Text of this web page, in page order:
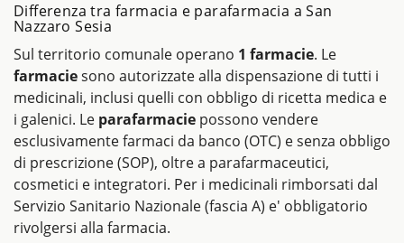
Differenza tra farmacia e parafarmacia a San
Nazzaro Sesia
Sul territorio comunale operano 1 farmacie. Le
farmaciesono autorizzate alla dispensazione di tutti i
medicinali, inclusi quelli con obbligo di ricetta medica e
i galenici. Le parafarmacie possono vendere
esclusivamente farmaci da banco (OTC) e senza obbligo
di prescrizione (SOP), oltre a parafarmaceutici,
cosmetici e integratori. Per i medicinali rimborsati dal
Servizio Sanitario Nazionale (fascia A) e' obbligatorio
rivolgersi alla farmacia.